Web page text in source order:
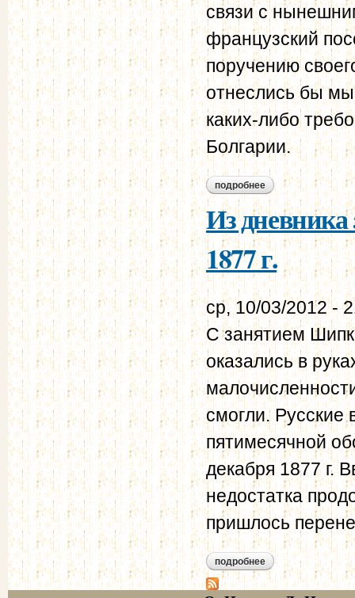
связи с
французский
поручению
отнеслись бы мы
каких-либо
Болгарии.
подробнее о из секретного
Из дневника
1877 г.
ср, 10/03/2012 -
С занятием
оказались в
смогли.
пятимесячной
декабря 1877 г.
недостатка
пришлось
подробнее о из дневника 55-